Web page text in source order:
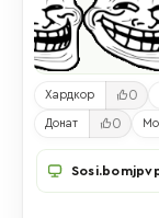
Хардкор 0
Донат 0